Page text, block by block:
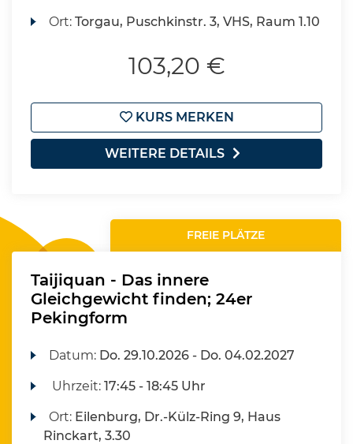
Ort:Torgau, Puschkinstr. 3, VHS, Raum 1.10
103,20 €
KURS MERKEN
WEITERE DETAILS
FREIE PLÄTZE
Taijiquan - Das innere
Gleichgewicht finden; 24er
Pekingform
Datum: Do. 29.10.2026 - Do. 04.02.2027
Uhrzeit:17:45 - 18:45 Uhr
Ort: Eilenburg, Dr.-Külz-Ring 9, Haus
Rinckart, 3.30